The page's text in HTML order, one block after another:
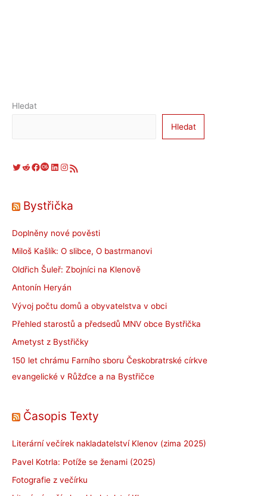
Hledat
Hledat
Twitter Reddit Facebook Last.fm LinkedIn Instagram RSS zdroj
Bystřička
Doplněny nové pověsti
Miloš Kašlík: O slibce, O bastrmanovi
Oldřich Šuleř: Zbojníci na Klenově
Antonín Heryán
Vývoj počtu domů a obyvatelstva v obci
Přehled starostů a předsedů MNV obce Bystřička
Ametyst z Bystřičky
150 let chrámu Farního sboru Českobratrské církve
evangelické v Růžďce a na Bystřičce
Časopis Texty
Literární večírek nakladatelství Klenov (zima 2025)
Pavel Kotrla: Potíže se ženami (2025)
Fotografie z večírku